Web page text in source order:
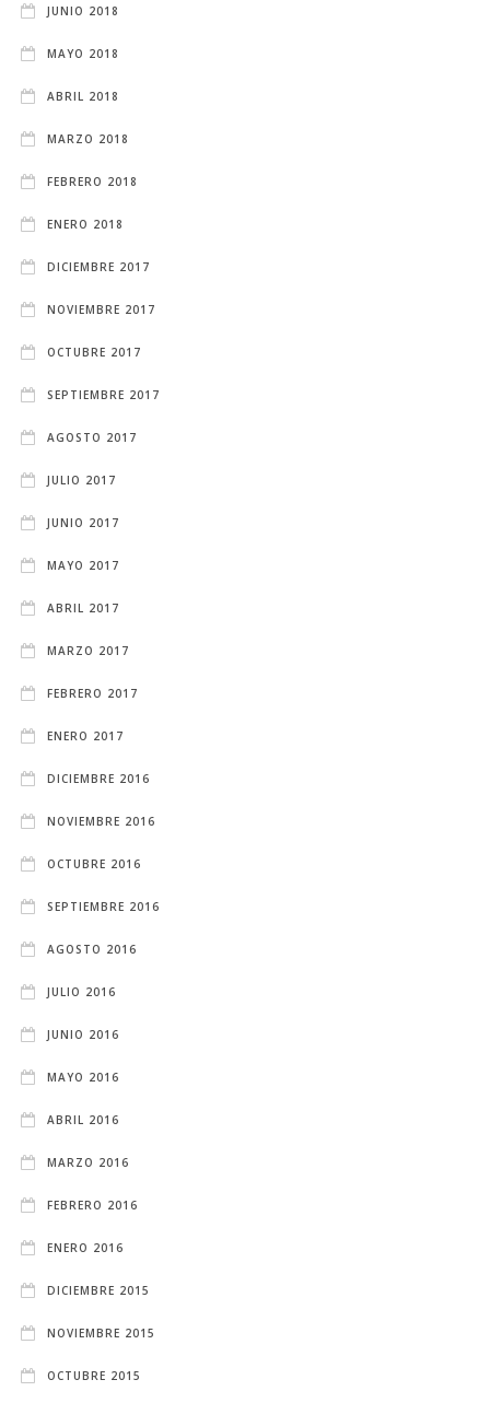
JUNIO 2018
MAYO 2018
ABRIL 2018
MARZO 2018
FEBRERO 2018
ENERO 2018
DICIEMBRE 2017
NOVIEMBRE 2017
OCTUBRE 2017
SEPTIEMBRE 2017
AGOSTO 2017
JULIO 2017
JUNIO 2017
MAYO 2017
ABRIL 2017
MARZO 2017
FEBRERO 2017
ENERO 2017
DICIEMBRE 2016
NOVIEMBRE 2016
OCTUBRE 2016
SEPTIEMBRE 2016
AGOSTO 2016
JULIO 2016
JUNIO 2016
MAYO 2016
ABRIL 2016
MARZO 2016
FEBRERO 2016
ENERO 2016
DICIEMBRE 2015
NOVIEMBRE 2015
OCTUBRE 2015